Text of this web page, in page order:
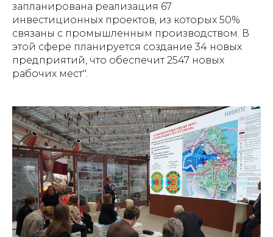
запланирована реализация 67
инвестиционных проектов, из которых 50%
связаны с промышленным производством. В
этой сфере планируется создание 34 новых
предприятий, что обеспечит 2547 новых
рабочих мест".